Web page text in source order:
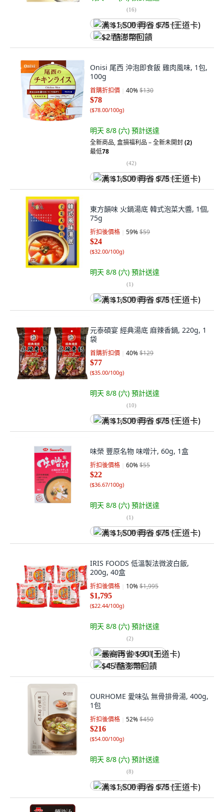
(16)
满 $1,500 再省 $75 (王道卡)
$2 酷澎幣回饋
Onisi 尾西 沖泡即食飯 雞肉風味, 1包,
100g
首購折扣價 40%$130
$78
($78.00/100g)
明天 8/8 (六) 預計送達
全新商品,盒損福利品 – 全新未開封(2)
最低78
(42)
满 $1,500 再省 $75 (王道卡)
東方韻味 火鍋湯底 韓式泡菜大醬, 1個,
75g
折扣後價格 59%$59
$24
($32.00/100g)
明天 8/8 (六) 預計送達
(1)
满 $1,500 再省 $75 (王道卡)
元泰碩宴 經典湯底 麻辣香鍋, 220g, 1
袋
首購折扣價 40%$129
$77
($35.00/100g)
明天 8/8 (六) 預計送達
(10)
满 $1,500 再省 $75 (王道卡)
味榮 豐原名物 味噌汁, 60g, 1盒
折扣後價格 60%$55
$22
($36.67/100g)
明天 8/8 (六) 預計送達
(1)
满 $1,500 再省 $75 (王道卡)
IRIS FOODS 低溫製法微波白飯,
200g, 40盒
折扣後價格 10%$1,995
$1,795
($22.44/100g)
明天 8/8 (六) 預計送達
(2)
最高再省 $90 (王道卡)
$45 酷澎幣回饋
OURHOME 愛味弘 無骨排骨湯, 400g,
1包
折扣後價格 52%$450
$216
($54.00/100g)
明天 8/8 (六) 預計送達
(8)
满 $1,500 再省 $75 (王道卡)